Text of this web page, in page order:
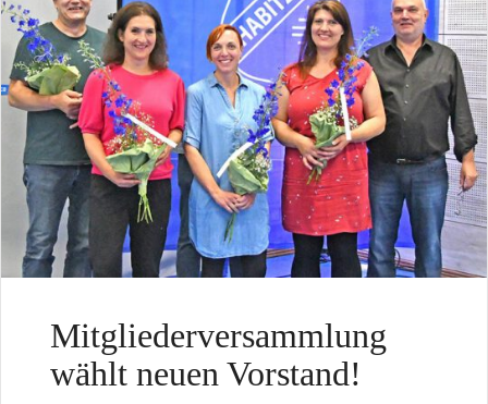
Mitgliederversammlung
wählt neuen Vorstand!